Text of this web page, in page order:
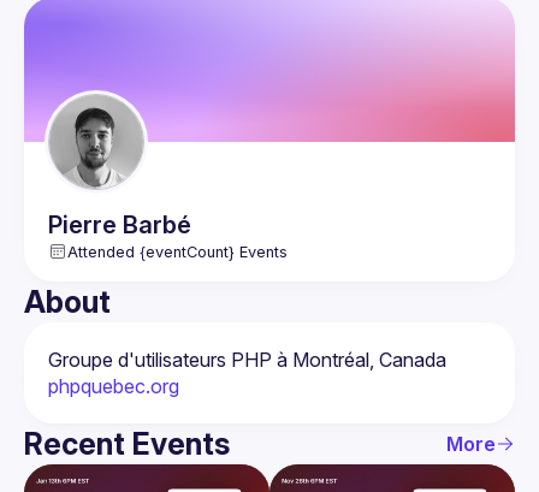
Pierre Barbé
Attended {eventCount} Events
About
Groupe d'utilisateurs PHP à Montréal, Canada
phpquebec.org
Recent Events More